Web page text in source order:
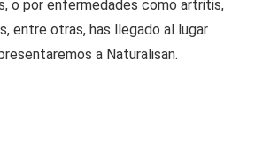
o por enfermedades como artritis,
entre otras, has llegado al lugar
a Naturalisan.